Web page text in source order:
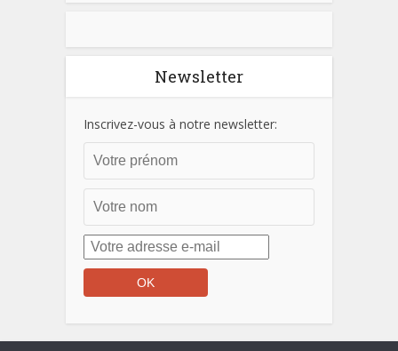
Newsletter
Inscrivez-vous à notre newsletter: